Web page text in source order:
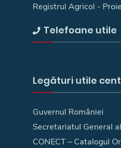
Registrul Agricol -
Telefoane utile
Legături utile
Guvernul României
Secretariatul General
CONECT – Catalogul